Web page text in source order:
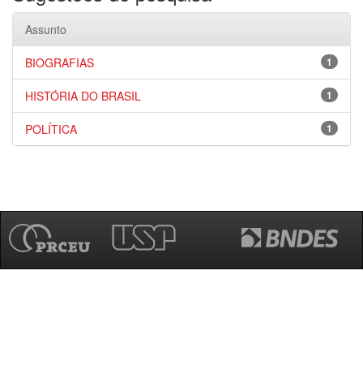
Assunto
1
BIOGRAFIAS
1
HISTÓRIA DO BRASIL
1
POLÍTICA